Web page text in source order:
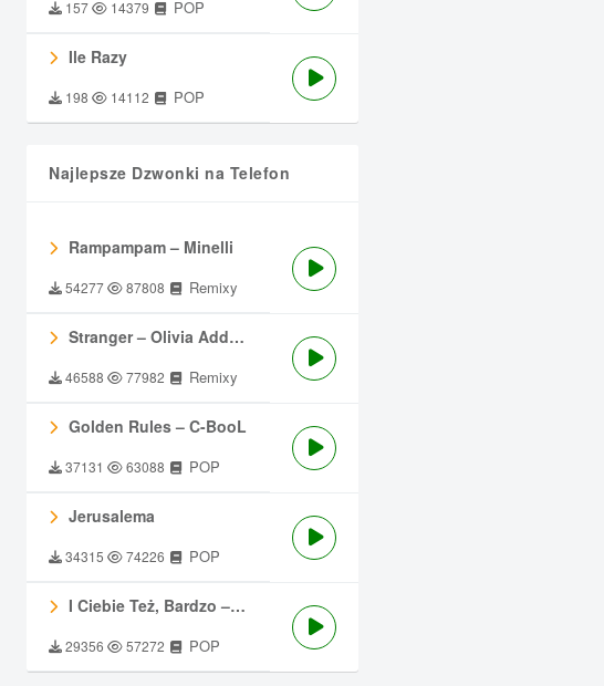
157 14379 POP
Ile Razy
198 14112 POP
Najlepsze Dzwonki na Telefon
Rampampam – Minelli
54277 87808 Remixy
Stranger – Olivia Addams
46588 77982 Remixy
Golden Rules – C-BooL
37131 63088 POP
Jerusalema
34315 74226 POP
I Ciebie Też, Bardzo – Męskie Granie
29356 57272 POP